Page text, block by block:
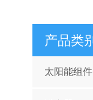
产品类
太阳能组件